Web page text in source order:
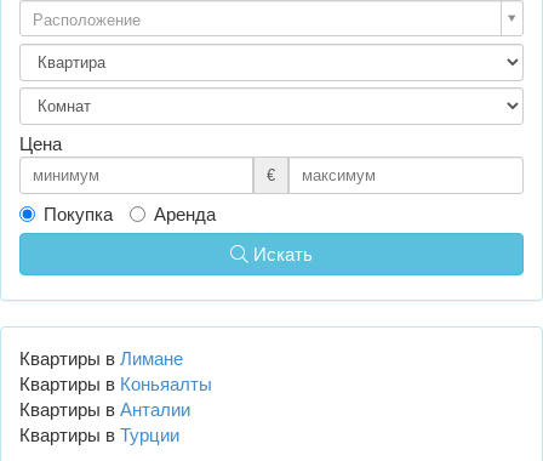
Расположение
Цена
€
Покупка
Аренда
Искать
Квартиры в Лимане
Квартиры в Коньяалты
Квартиры в Анталии
Квартиры в Турции